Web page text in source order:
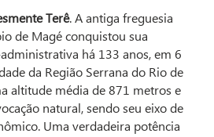
Terê. A antiga freguesia
de Magé conquistou sua
há 133 anos, em 6
da Região Serrana do Rio de
altitude média de 871 metros e
natural, sendo seu eixo de
Uma verdadeira potência